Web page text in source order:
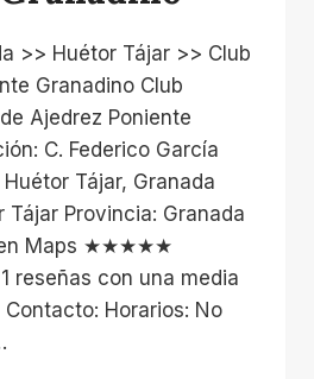
>> Huétor Tájar >> Club
Granadino Club
Ajedrez Poniente
C. Federico García
Tájar, Granada
Tájar Provincia: Granada
en Maps ★★★★★
reseñas con una media
Horarios: No